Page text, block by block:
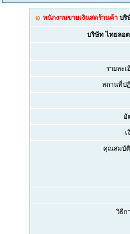
พนักงานขายเงินสดร้านค้า บริ
บริษัท ไทยลอ
รายละ
สถานที่ป
อั
คุณสมบั
วิธีก